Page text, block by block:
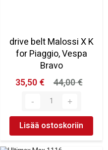
drive belt Malossi X K
for Piaggio, Vespa
Bravo
35,50 €
44,00 €
Lisää ostoskoriin